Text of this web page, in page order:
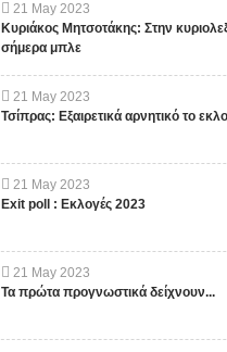
21 May 2023
Κυριάκος Μητσοτάκης: Στην
σήμερα μπλε
21 May 2023
Τσίπρας: Εξαιρετικά αρνητικό το
21 May 2023
Exit poll : Εκλογές 2023
21 May 2023
Τα πρώτα προγνωστικά δείχνουν...